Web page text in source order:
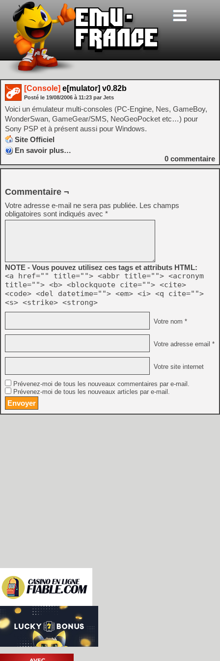
[Console] e[mulator] v0.82b
Posté le 19/08/2006 à 11:23 par Jets
Voici un émulateur multi-consoles (PC-Engine, Nes, GameBoy,
WonderSwan, GameGear/SMS, NeoGeoPocket etc…) pour
Sony PSP et à présent aussi pour Windows.
Site Officiel
En savoir plus…
0 commentaire
Commentaire ¬
Votre adresse e-mail ne sera pas publiée. Les champs
obligatoires sont indiqués avec *
NOTE - Vous pouvez utilisez ces tags et attributs HTML:
<a href="" title=""> <abbr title=""> <acronym
title=""> <b> <blockquote cite=""> <cite>
<code> <del datetime=""> <em> <i> <q cite="">
<s> <strike> <strong>
Votre nom *
Votre adresse email *
Votre site internet
Prévenez-moi de tous les nouveaux commentaires par e-mail.
Prévenez-moi de tous les nouveaux articles par e-mail.